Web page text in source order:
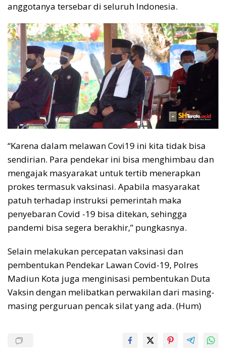
anggotanya tersebar di seluruh Indonesia.
“Karena dalam melawan Covi19 ini kita tidak bisa
sendirian. Para pendekar ini bisa menghimbau dan
mengajak masyarakat untuk tertib menerapkan
prokes termasuk vaksinasi. Apabila masyarakat
patuh terhadap instruksi pemerintah maka
penyebaran Covid -19 bisa ditekan, sehingga
pandemi bisa segera berakhir,” pungkasnya.
Selain melakukan percepatan vaksinasi dan
pembentukan Pendekar Lawan Covid-19, Polres
Madiun Kota juga menginisasi pembentukan Duta
Vaksin dengan melibatkan perwakilan dari masing-
masing perguruan pencak silat yang ada. (Hum)